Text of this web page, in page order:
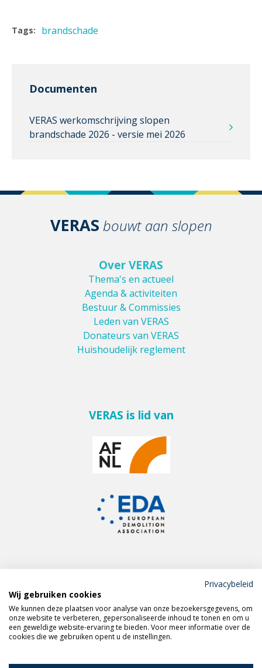
Tags: brandschade
Documenten
VERAS werkomschrijving slopen
brandschade 2026 - versie mei 2026
VERAS bouwt aan slopen
Over VERAS
Thema's en actueel
Agenda & activiteiten
Bestuur & Commissies
Leden van VERAS
Donateurs van VERAS
Huishoudelijk reglement
VERAS is lid van
Meld je aan voor de
VERAS nieuwsbrief
Volg VERAS op
Privacybeleid
Wij gebruiken cookies
We kunnen deze plaatsen voor analyse van onze bezoekersgegevens, om
onze website te verbeteren, gepersonaliseerde inhoud te tonen en om u
een geweldige website-ervaring te bieden. Voor meer informatie over de
cookies die we gebruiken opent u de instellingen.